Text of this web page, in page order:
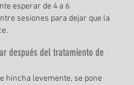
esperar de 4 a 6
sesiones para dejar que la
después del tratamiento de
hincha levemente, se pone